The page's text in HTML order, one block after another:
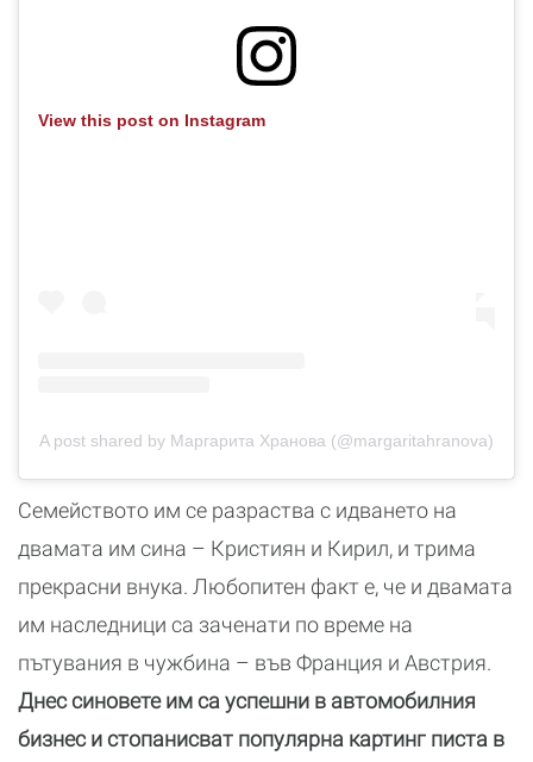
View this post on Instagram
A post shared by Маргарита Хранова (@margaritahranova)
Семейството им се разраства с идването на
двамата им сина – Кристиян и Кирил, и трима
прекрасни внука. Любопитен факт е, че и двамата
им наследници са заченати по време на
пътувания в чужбина – във Франция и Австрия.
Днес синовете им са успешни в автомобилния
бизнес и стопанисват популярна картинг писта в